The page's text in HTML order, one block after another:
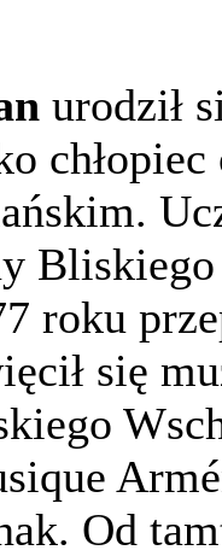
urodził
roku
się
Od